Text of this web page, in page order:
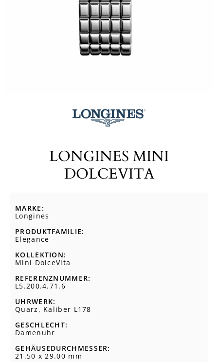
LONGINES MINI
DOLCEVITA
MARKE
Longines
PRODUKTFAMILIE
Elegance
KOLLEKTION
Mini DolceVita
REFERENZNUMMER
L5.200.4.71.6
UHRWERK
Quarz, Kaliber L178
GESCHLECHT
Damenuhr
GEHÄUSEDURCHMESSER
21.50 x 29.00 mm